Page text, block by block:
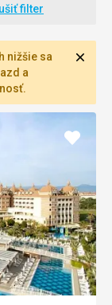
filter
nižšie sa
a
Pridať